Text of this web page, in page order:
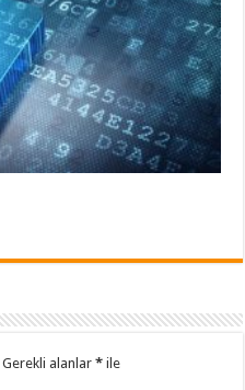
Gerekli alanlar* ile